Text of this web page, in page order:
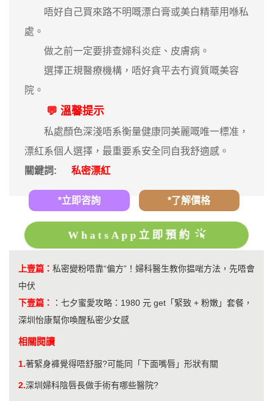
唔好自己買來路不明嘅漂白膏或美白精華用喺私
處。
做之前一定要排查婦科炎症、皮膚病。
選擇正規醫療機構，唔好貪平去冇資質嘅美容
院。
💬 溫馨提示
私處顏色深淺唔系衡量健康同美麗嘅唯一標准，
漂紅系個人選擇，最重要系安全同自我舒適感。
關鍵詞:
私密漂紅
*立即咨詢 *了解價格
WhatsApp立即預約
上壹篇： 私密變粉唔靠“偏方”！婦科醫生教你揾啱方法，先唔會
中伏
下壹篇：
： 七夕蜜愛攻略：1980 元 get「緊致 + 粉嫩」套餐，
深圳怡康幫你喚醒私密少女感
相關閱讀
1.著緊身褲覺得唔舒服?可能同「下面嘴唇」形狀有關
2.深圳婦科陰唇長做手術有哪些醫院?